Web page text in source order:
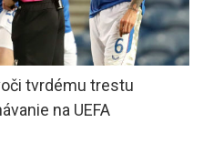
tvrdému trestu
na UEFA